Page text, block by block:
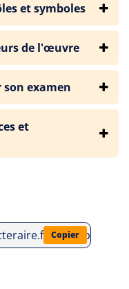
et symboles
de l'œuvre
examen
et
index.php/
Copier